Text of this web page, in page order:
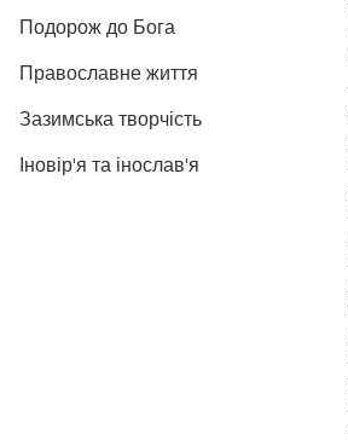
Подорож до Бога
Православне життя
Зазимська творчість
Іновір'я та інослав'я